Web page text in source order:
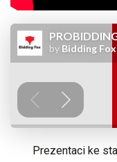
Prezentaci ke